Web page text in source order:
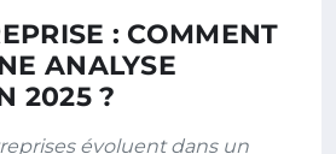
: COMMENT
ANALYSE
2025 ?
évoluent dans un